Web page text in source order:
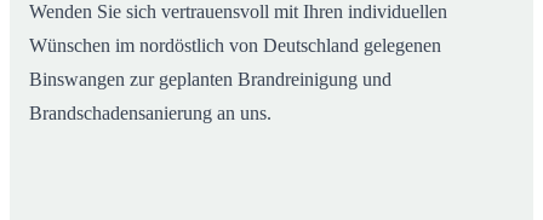
Wenden Sie sich vertrauensvoll mit Ihren individuellen
Wünschen im nordöstlich von Deutschland gelegenen
Binswangen zur geplanten Brandreinigung und
Brandschadensanierung an uns.